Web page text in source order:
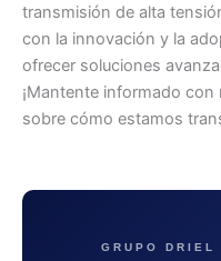
transmisión de alta
con la innovación y la
ofrecer soluciones
¡Mantente informado
sobre cómo estamos
GRUPO DRIEL